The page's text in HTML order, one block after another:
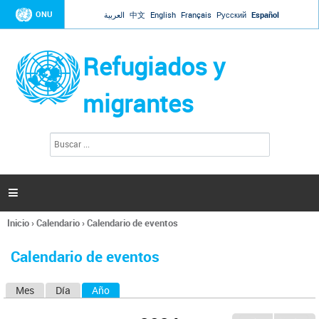
Jump to navigation
ONU العربية 中文 English Français Русский Español
Refugiados y
migrantes
l
s

Se
usted
Inicio›Calendario›Calendario de eventos
Calendario de eventos
Mes Día Año